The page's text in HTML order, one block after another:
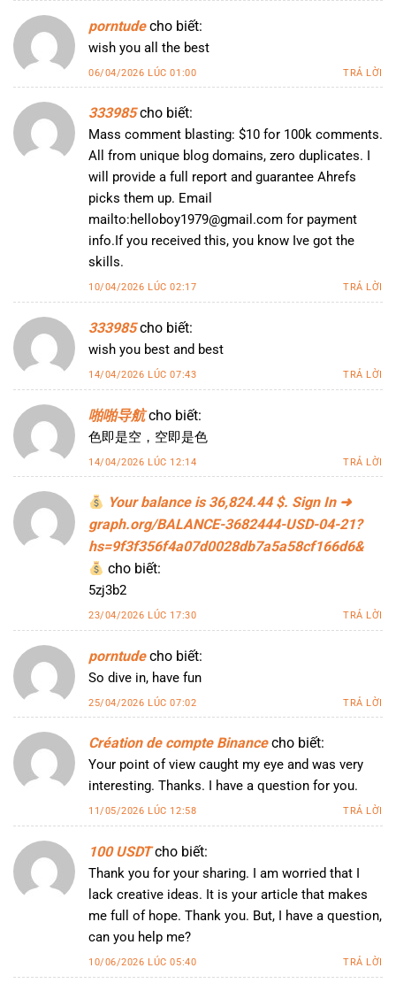
porntude cho biết:
wish you all the best
06/04/2026 LÚC 01:00 TRẢ LỜI
333985 cho biết:
Mass comment blasting: $10 for 100k comments.
All from unique blog domains, zero duplicates. I
will provide a full report and guarantee Ahrefs
picks them up. Email
mailto:helloboy1979@gmail.com for payment
info.If you received this, you know Ive got the
skills.
10/04/2026 LÚC 02:17 TRẢ LỜI
333985 cho biết:
wish you best and best
14/04/2026 LÚC 07:43 TRẢ LỜI
啪啪导航 cho biết:
色即是空，空即是色
14/04/2026 LÚC 12:14 TRẢ LỜI
Your balance is 36,824.44 $. Sign In ➜
graph.org/BALANCE-3682444-USD-04-21?
hs=9f3f356f4a07d0028db7a5a58cf166d6&
cho biết:
5zj3b2
23/04/2026 LÚC 17:30 TRẢ LỜI
porntude cho biết:
So dive in, have fun
25/04/2026 LÚC 07:02 TRẢ LỜI
Création de compte Binance cho biết:
Your point of view caught my eye and was very
interesting. Thanks. I have a question for you.
11/05/2026 LÚC 12:58 TRẢ LỜI
100 USDT cho biết:
Thank you for your sharing. I am worried that I
lack creative ideas. It is your article that makes
me full of hope. Thank you. But, I have a question,
can you help me?
10/06/2026 LÚC 05:40 TRẢ LỜI